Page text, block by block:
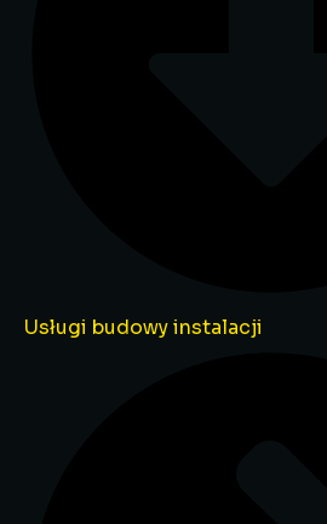
Usługi budowy instalacji